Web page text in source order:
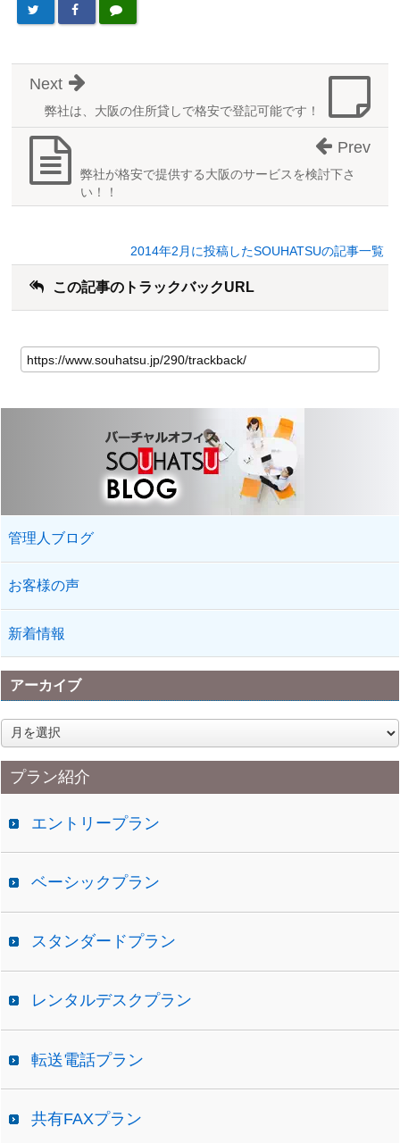
弊社は、大阪の住所貸しで格安で登記可能です！
Next
弊社が格安で提供する大阪のサービスを検討下さ
い！！
Prev
2014年2月に投稿したSOUHATSUの記事一覧
この記事のトラックバックURL
管理人ブログ
お客様の声
新着情報
アーカイブ
ア
ー
カ
イプラン紹介
エントリープラン
ベーシックプラン
スタンダードプラン
レンタルデスクプラン
転送電話プラン
共有FAXプラン